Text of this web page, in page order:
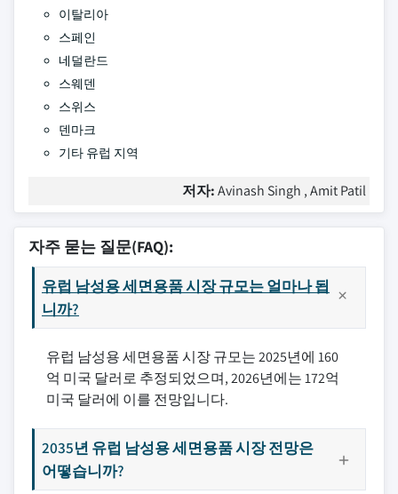
이탈리아
스페인
네덜란드
스웨덴
스위스
덴마크
기타 유럽 지역
저자:Avinash Singh , Amit Patil
자주 묻는 질문(FAQ):
유럽 남성용 세면용품 시장 규모는 얼마나 됩
니까?
유럽 남성용 세면용품 시장 규모는 2025년에 160
억 미국 달러로 추정되었으며, 2026년에는 172억
미국 달러에 이를 전망입니다.
2035년 유럽 남성용 세면용품 시장 전망은
어떻습니까?